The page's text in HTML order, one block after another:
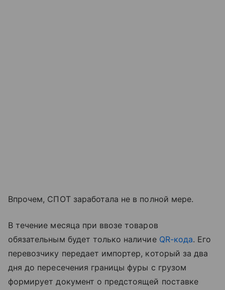
Впрочем, СПОТ заработала не в полной мере.
В течение месяца при ввозе товаров
обязательным будет только наличие QR-кода. Его
перевозчику передает импортер, который за два
дня до пересечения границы фуры с грузом
формирует документ о предстоящей поставке